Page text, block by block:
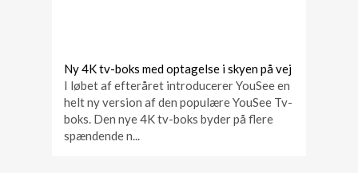
Ny 4K tv-boks med optagelse i skyen på vej
I løbet af efteråret introducerer YouSee en
helt ny version af den populære YouSee Tv-
boks. Den nye 4K tv-boks byder på flere
spændende n...